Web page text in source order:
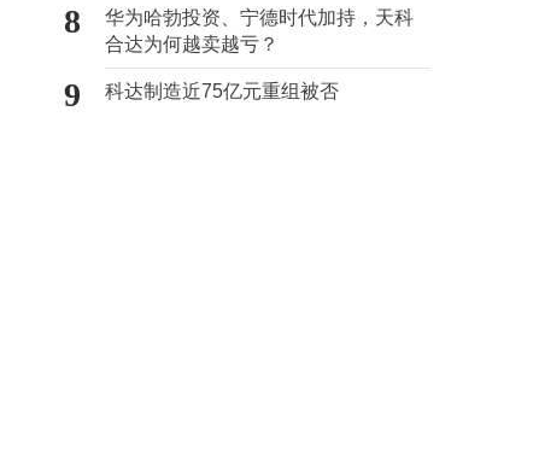
8
华为哈勃投资、宁德时代加持，天科
合达为何越卖越亏？
9 科达制造近75亿元重组被否